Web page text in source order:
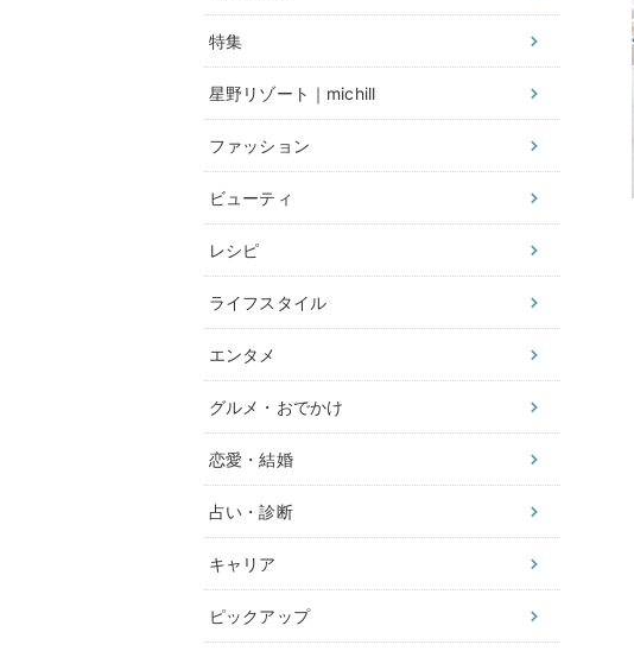
特集
星野リゾート｜michill
ファッション
ビューティ
レシピ
ライフスタイル
エンタメ
グルメ・おでかけ
恋愛・結婚
占い・診断
キャリア
ピックアップ